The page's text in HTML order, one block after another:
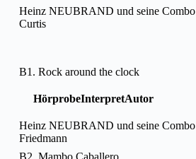
Heinz NEUBRAND und seine Combo
Curtis
B1. Rock around the clock
HörprobeInterpretAutor
Heinz NEUBRAND und seine Combo
Friedmann
B2. Mambo Caballero